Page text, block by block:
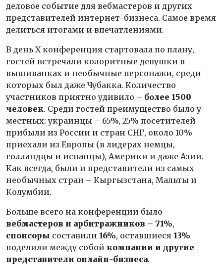
деловое событие для вебмастеров и других
представителей интернет-бизнеса. Самое время
делиться итогами и впечатлениями.
В день Х конференция стартовала по плану,
гостей встречали колоритные девушки в
вышиванках и необычные персонажи, среди
которых был даже Чубакка. Количество
участников приятно удивило – более 1500
человек. Среди гостей преимущество было у
местных: украинцы – 65%, 25% посетителей
прибыли из России и стран СНГ, около 10%
приехали из Европы (в лидерах немцы,
голландцы и испанцы), Америки и даже Азии.
Как всегда, были и представители из самых
необычных стран – Кыргызстана, Мальты и
Колумбии.
Больше всего на конференции было
вебмастеров и арбитражников – 71%,
спонсоры составили 16%, оставшиеся 13%
поделили между собой компании и другие
представители онлайн-бизнеса.